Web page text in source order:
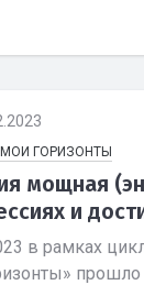
ГОРИЗОНТЫ
мощная
и
в рамках
прошло